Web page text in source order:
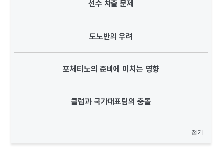
선수 차출 문제
도노반의 우려
포체티노의 준비에 미치는 영향
클럽과 국가대표팀의 충돌
접기